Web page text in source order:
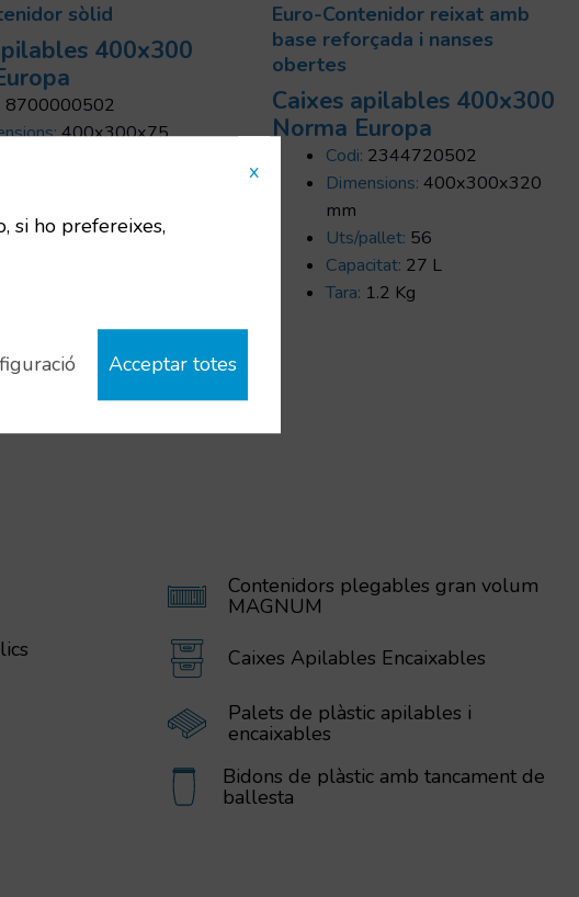
sòlid
400x300
8700000502
400x300x75
0.6 Kg
Euro-Contenidor reixat amb
base reforçada i nanses
obertes
Caixes apilables 400x300
Norma Europa
Codi: 2344720502
Dimensions: 400x300x320
mm
Uts/pallet: 56
Capacitat: 27 L
Tara: 1.2 Kg
Contenidors plegables gran volum
MAGNUM
Caixes Apilables Encaixables
Palets de plàstic apilables i
encaixables
Bidons de plàstic amb tancament de
ballesta
si ho prefereixes,
x
Acceptar totes